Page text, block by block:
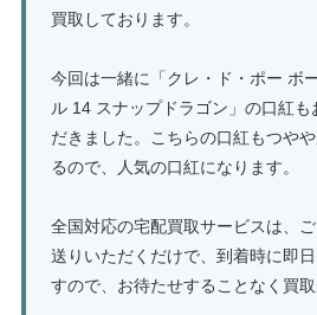
買取しております。
今回は一緒に「クレ・ド・ポー ボ
ル 14 スナップドラゴン」の口紅も
だきました。こちらの口紅もつや
るので、人気の口紅になります。
全国対応の宅配買取サービスは、
送りいただくだけで、到着時に即
すので、お待たせすることなく買取